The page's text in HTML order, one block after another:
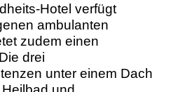
Hotel verfügt
ambulanten
zudem einen
drei
unter einem Dach